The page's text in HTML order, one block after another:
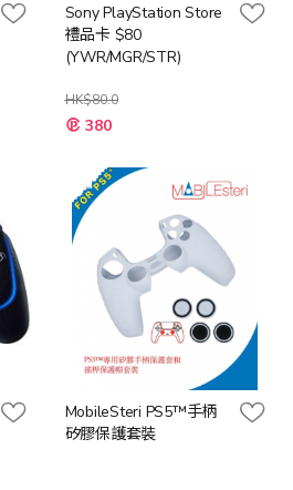
Sony PlayStation Store
禮品卡 $80
(YWR/MGR/STR)
HK$80.0
380
MobileSteri PS5™手柄
矽膠保護套裝